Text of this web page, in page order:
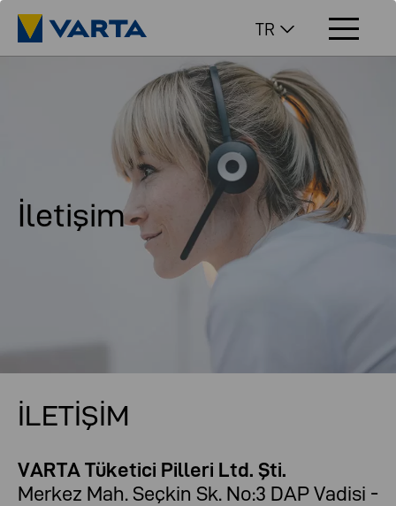
TR
İletişim
İLETİŞİM
VARTA Tüketici Pilleri Ltd. Şti.
Merkez Mah. Seçkin Sk. No:3 DAP Vadisi -